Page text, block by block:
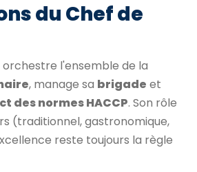
du Chef de
orchestre l'ensemble de la
, manage sa brigade et
des normes HACCP. Son rôle
(traditionnel, gastronomique,
reste toujours la règle